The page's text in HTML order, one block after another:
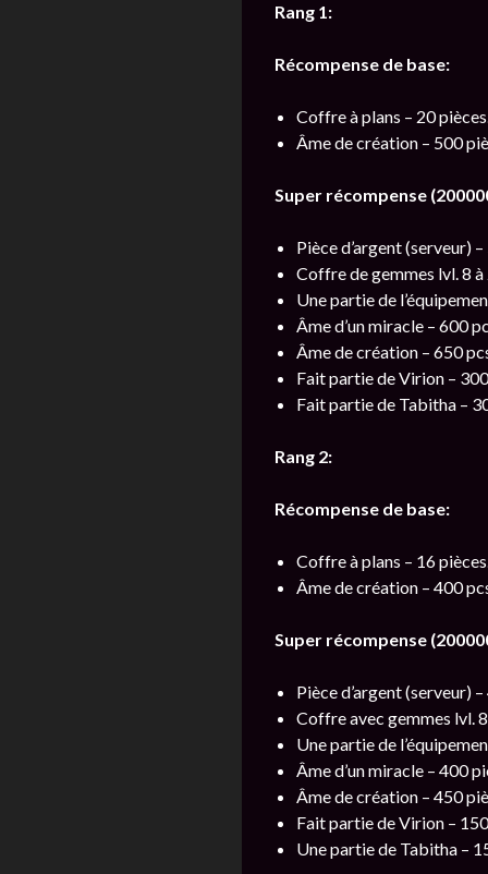
Rang 1:
Récompense de base:
Coffre à plans – 20
Âme de création – 500
Super récompense
Pièce d’argent (serveur)
Coffre de gemmes lvl. 8 à
Une partie de
Âme d’un miracle – 600
Âme de création – 650
Fait partie de Virion –
Fait partie de Tabitha –
Rang 2:
Récompense de base:
Coffre à plans – 16
Âme de création – 400
Super récompense
Pièce d’argent (serveur)
Coffre avec gemmes lvl.
Une partie de
Âme d’un miracle – 400
Âme de création – 450
Fait partie de Virion –
Une partie de Tabitha –